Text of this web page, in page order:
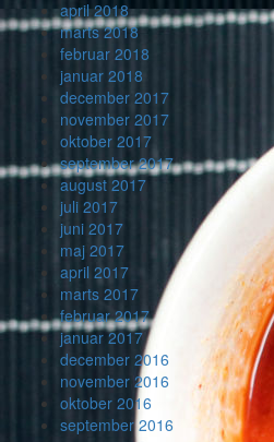
april 2018
marts 2018
februar 2018
januar 2018
december 2017
november 2017
oktober 2017
september 2017
august 2017
juli 2017
juni 2017
maj 2017
april 2017
marts 2017
februar 2017
januar 2017
december 2016
november 2016
oktober 2016
september 2016